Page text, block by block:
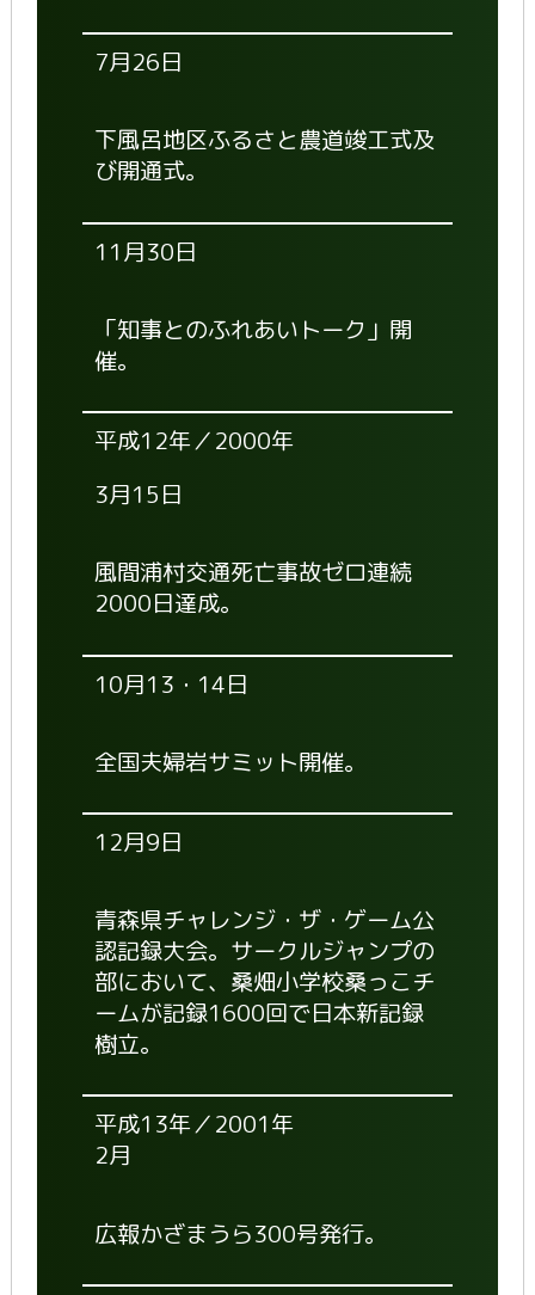
7月26日
下風呂地区ふるさと農道竣工式及
び開通式。
11月30日
「知事とのふれあいトーク」開
催。
平成12年／2000年
3月15日
風間浦村交通死亡事故ゼロ連続
2000日達成。
10月13・14日
全国夫婦岩サミット開催。
12月9日
青森県チャレンジ・ザ・ゲーム公
認記録大会。サークルジャンプの
部において、桑畑小学校桑っこチ
ームが記録1600回で日本新記録
樹立。
平成13年／2001年
2月
広報かざまうら300号発行。